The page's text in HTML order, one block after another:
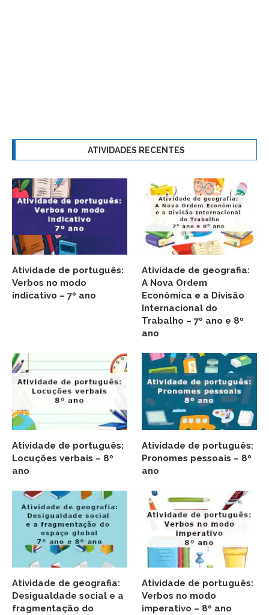
ATIVIDADES RECENTES
Atividade de português:
Verbos no modo
indicativo – 7º ano
Atividade de geografia:
A Nova Ordem
Econômica e a Divisão
Internacional do
Trabalho – 7º ano e 8º
ano
Atividade de português:
Locuções verbais – 8º
ano
Atividade de português:
Pronomes pessoais – 8º
ano
Atividade de geografia:
Desigualdade social e a
fragmentação do
Atividade de português:
Verbos no modo
imperativo – 8º ano